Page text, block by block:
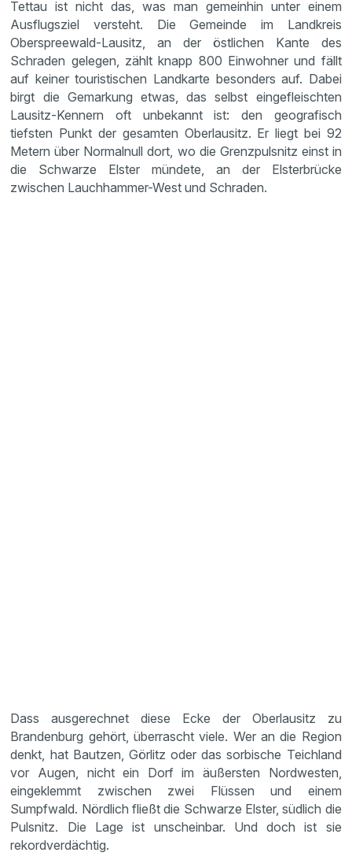
Tettau ist nicht das, was man gemeinhin unter einem
Ausflugsziel versteht. Die Gemeinde im Landkreis
Oberspreewald-Lausitz, an der östlichen Kante des
Schraden gelegen, zählt knapp 800 Einwohner und fällt
auf keiner touristischen Landkarte besonders auf. Dabei
birgt die Gemarkung etwas, das selbst eingefleischten
Lausitz-Kennern oft unbekannt ist: den geografisch
tiefsten Punkt der gesamten Oberlausitz. Er liegt bei 92
Metern über Normalnull dort, wo die Grenzpulsnitz einst in
die Schwarze Elster mündete, an der Elsterbrücke
zwischen Lauchhammer-West und Schraden.
Dass ausgerechnet diese Ecke der Oberlausitz zu
Brandenburg gehört, überrascht viele. Wer an die Region
denkt, hat Bautzen, Görlitz oder das sorbische Teichland
vor Augen, nicht ein Dorf im äußersten Nordwesten,
eingeklemmt zwischen zwei Flüssen und einem
Sumpfwald. Nördlich fließt die Schwarze Elster, südlich die
Pulsnitz. Die Lage ist unscheinbar. Und doch ist sie
rekordverdächtig.